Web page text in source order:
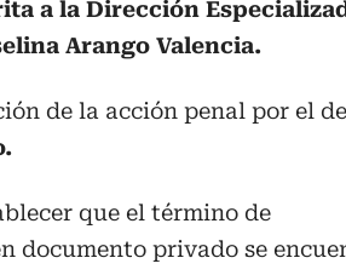
a la Dirección
Arango Valencia.
de la acción penal por el
que el término de
documento privado se